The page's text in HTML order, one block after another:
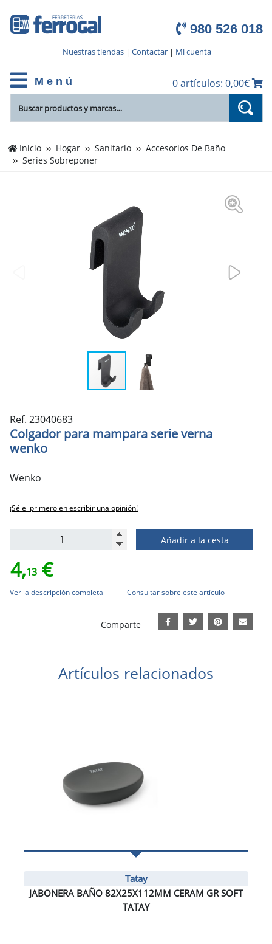
980 526 018
Nuestras tiendas| Contactar| Mi cuenta
M e n ú 0 artículos: 0,00€
Inicio Hogar Sanitario
Accesorios De Baño
Series Sobreponer
Ref. 23040683
Colgador para mampara serie verna
wenko
Wenko
¡Sé el primero en escribir una opinión!
Añadir a la cesta
4,13 €
Ver la descripción completa Consultar sobre este artículo
Comparte
Artículos relacionados
Tatay
JABONERA BAÑO 82X25X112MM CERAM GR SOFT
TATAY